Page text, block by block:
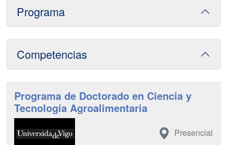
Programa
Competencias
Programa de Doctorado en Ciencia y
Tecnología Agroalimentaria
Presencial